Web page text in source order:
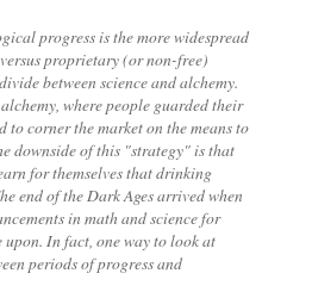
progress is the more widespread
proprietary (or non-free)
between science and alchemy.
where people guarded their
to corner the market on the means to
downside of this "strategy" is that
for themselves that drinking
end of the Dark Ages arrived when
in math and science for
upon. In fact, one way to look at
periods of progress and